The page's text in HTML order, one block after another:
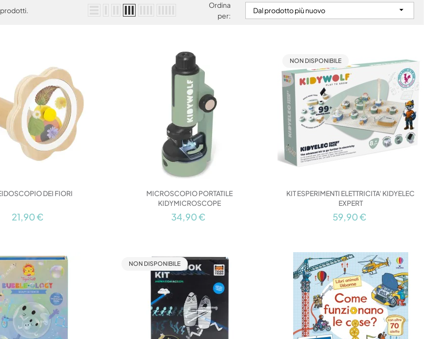
Ordina
per:
Dal prodotto più nuovo 
DEI FIORI
21,90 €
MICROSCOPIO PORTATILE
KIDYMICROSCOPE
34,90 €
NON DISPONIBILE
KIT ESPERIMENTI ELETTRICITA' KIDYELEC
EXPERT
59,90 €
NON DISPONIBILE